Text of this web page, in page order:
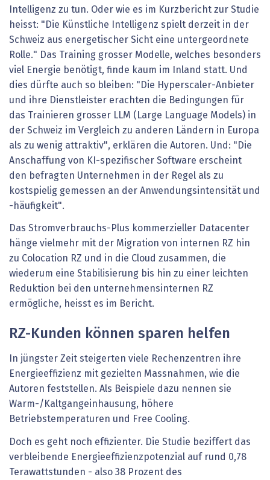
Intelligenz zu tun. Oder wie es im Kurzbericht zur Studie
heisst: "Die Künstliche Intelligenz spielt derzeit in der
Schweiz aus energetischer Sicht eine untergeordnete
Rolle." Das Training grosser Modelle, welches besonders
viel Energie benötigt, finde kaum im Inland statt. Und
dies dürfte auch so bleiben: "Die Hyperscaler-Anbieter
und ihre Dienstleister erachten die Bedingungen für
das Trainieren grosser LLM (Large Language Models) in
der Schweiz im Vergleich zu anderen Ländern in Europa
als zu wenig attraktiv", erklären die Autoren. Und: "Die
Anschaffung von KI-spezifischer Software erscheint
den befragten Unternehmen in der Regel als zu
kostspielig gemessen an der Anwendungsintensität und
-häufigkeit".
Das Stromverbrauchs-Plus kommerzieller Datacenter
hänge vielmehr mit der Migration von internen RZ hin
zu Colocation RZ und in die Cloud zusammen, die
wiederum eine Stabilisierung bis hin zu einer leichten
Reduktion bei den unternehmensinternen RZ
ermögliche, heisst es im Bericht.
RZ-Kunden können sparen helfen
In jüngster Zeit steigerten viele Rechenzentren ihre
Energieeffizienz mit gezielten Massnahmen, wie die
Autoren feststellen. Als Beispiele dazu nennen sie
Warm-/Kaltgangeinhausung, höhere
Betriebstemperaturen und Free Cooling.
Doch es geht noch effizienter. Die Studie beziffert das
verbleibende Energieeffizienzpotenzial auf rund 0,78
Terawattstunden - also 38 Prozent des